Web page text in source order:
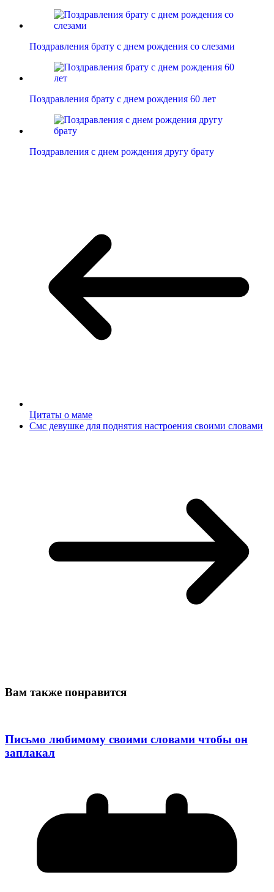
Поздравления брату с днем рождения со слезами
Поздравления брату с днем рождения 60 лет
Поздравления с днем рождения другу брату
Цитаты о маме
Смс девушке для поднятия настроения своими словами
Вам также понравится
Письмо любимому своими словами чтобы он
заплакал